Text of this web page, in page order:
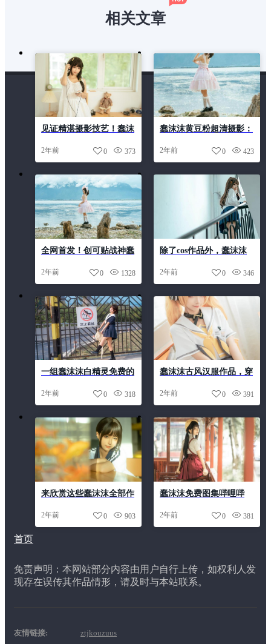
相关文章
见证精湛摄影技艺！蠢沫
2年前 373
0
蠢沫沫黄豆粉超清摄影：
和压力
2年前 423
0
全网首发！创可贴战神蠢
2年前 1328
0
除了cos作品外，蠢沫沫
样精彩可看。
2年前 346
0
一组蠢沫沫白精灵免费的
2年前 318
0
蠢沫沫古风汉服作品，穿
2年前 391
0
来欣赏这些蠢沫沫全部作
2年前 903
0
蠢沫沫免费图集哔哩哔
2年前 381
0
首页
免责声明：本网站部分内容由用户自行上传，如权利人发
现存在误传其作品情形，请及时与本站联系。
友情链接: ztjkouzuus